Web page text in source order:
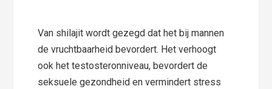
Van shilajit wordt gezegd dat het bij mannen
de vruchtbaarheid bevordert. Het verhoogt
ook het testosteronniveau, bevordert de
seksuele gezondheid en vermindert stress